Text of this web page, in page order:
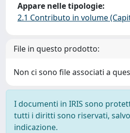
Appare nelle tipologie:
2.1 Contributo in volume
File in questo prodotto:
Non ci sono file associati a
I documenti in IRIS sono
tutti i diritti sono riservati,
indicazione.